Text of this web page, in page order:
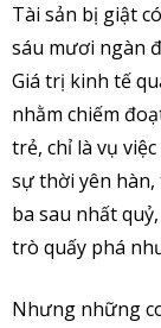
Tài sản bị giật
sáu mươi ngàn
Giá trị kinh tế
nhằm chiếm
trẻ, chỉ là vụ
sự thời yên
ba sau nhất
trò quấy phá
Nhưng những